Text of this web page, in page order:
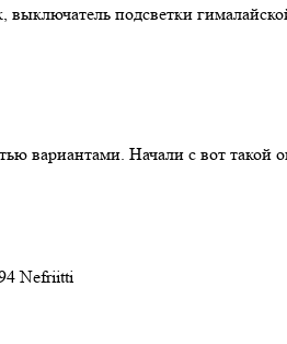
подсветки
вариантами. Начали с вот такой
Nefriitti